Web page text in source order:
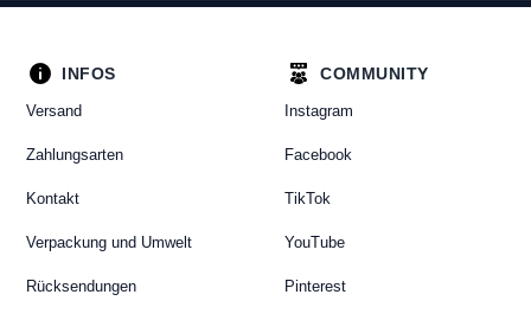
INFOS
Versand
Zahlungsarten
Kontakt
Verpackung und Umwelt
Rücksendungen
COMMUNITY
Instagram
Facebook
TikTok
YouTube
Pinterest